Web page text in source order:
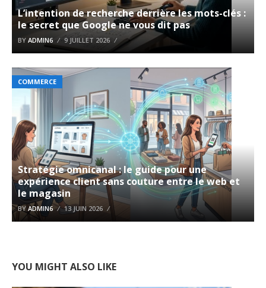
L’intention de recherche derrière les mots-clés :
le secret que Google ne vous dit pas
BY ADMIN6 9 JUILLET 2026
COMMERCE
Stratégie omnicanal : le guide pour une
expérience client sans couture entre le web et
le magasin
BY ADMIN6 13 JUIN 2026
YOU MIGHT ALSO LIKE